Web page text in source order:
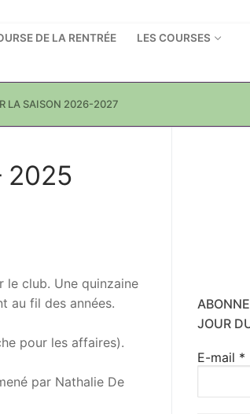
DE LA RENTRÉE LES COURSES
LA SAISON 2026-2027
2025
club. Une quinzaine
au fil des années.
pour les affaires).
par Nathalie De
JOUR
E-mail *